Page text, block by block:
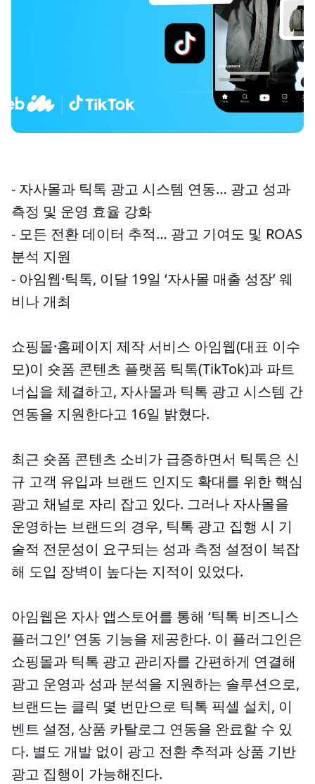
- 자사몰과 틱톡 광고 시스템 연동… 광고 성과
측정 및 운영 효율 강화
- 모든 전환 데이터 추적… 광고 기여도 및 ROAS
분석 지원
- 아임웹·틱톡, 이달 19일 ‘자사몰 매출 성장’ 웨
비나 개최
쇼핑몰·홈페이지 제작 서비스 아임웹(대표 이수
모)이 숏폼 콘텐츠 플랫폼 틱톡(TikTok)과 파트
너십을 체결하고, 자사몰과 틱톡 광고 시스템 간
연동을 지원한다고 16일 밝혔다.
최근 숏폼 콘텐츠 소비가 급증하면서 틱톡은 신
규 고객 유입과 브랜드 인지도 확대를 위한 핵심
광고 채널로 자리 잡고 있다. 그러나 자사몰을
운영하는 브랜드의 경우, 틱톡 광고 집행 시 기
술적 전문성이 요구되는 성과 측정 설정이 복잡
해 도입 장벽이 높다는 지적이 있었다.
아임웹은 자사 앱스토어를 통해 ‘틱톡 비즈니스
플러그인’ 연동 기능을 제공한다. 이 플러그인은
쇼핑몰과 틱톡 광고 관리자를 간편하게 연결해
광고 운영과 성과 분석을 지원하는 솔루션으로,
브랜드는 클릭 몇 번만으로 틱톡 픽셀 설치, 이
벤트 설정, 상품 카탈로그 연동을 완료할 수 있
다. 별도 개발 없이 광고 전환 추적과 상품 기반
광고 집행이 가능해진다.